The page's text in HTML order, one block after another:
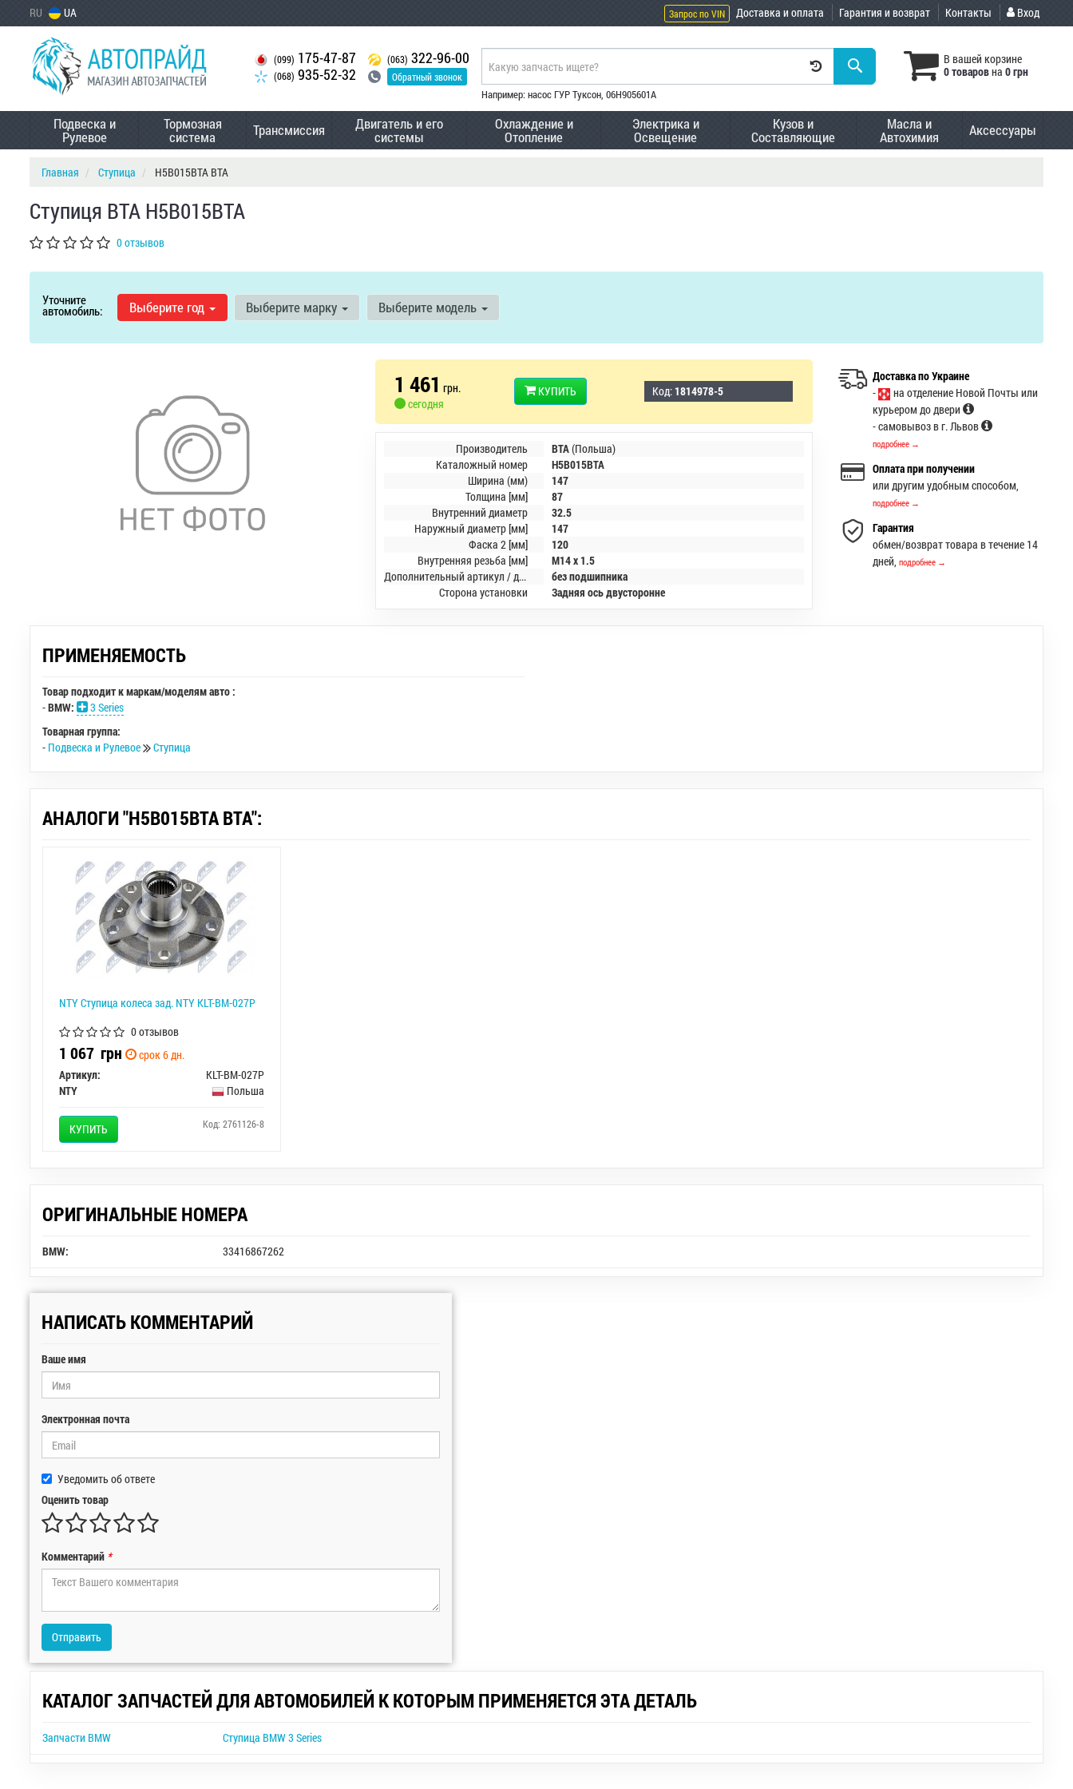
RU UA Запрос по VIN Доставка и оплата Гарантия и возврат Контакты Вход
(099) 175-47-87
(068) 935-52-32
(063) 322-96-00
Обратный звонок
В вашей корзине
0 товаровна 0 грн
Например: насос ГУР Туксон, 06H905601A
Подвеска и
Рулевое
Тормозная
система Трансмиссия Двигатель и его
системы
Охлаждение и
Отопление
Электрика и
Освещение
Кузов и
Составляющие
Масла и
Автохимия Аксессуары
Главная Ступица H5B015BTA BTA
Ступиця BTA H5B015BTA
0 отзывов
Уточните
автомобиль: Выберите год Выберите марку Выберите модель
1 461 грн.
сегодня
КУПИТЬ Код: 1814978-5
Производитель BTA(Польша)
Каталожный номер
H5B015BTA
Ширина (мм)
147
Толщина [мм]
87
Внутренний диаметр
32.5
Наружный диаметр [мм]
147
Фаска 2 [мм]
120
Внутренняя резьба [мм]
M14 x 1.5
Дополнительный артикул / дополнительная информация 2
без подшипника
Сторона установки
Задняя ось двусторонне
Доставка по Украине
-
на отделение Новой Почты или
курьером до двери
- самовывоз в г. Львов
подробнее →
Оплата при получении
или другим удобным способом,
подробнее →
Гарантия
обмен/возврат товара в течение 14
дней,подробнее →
ПРИМЕНЯЕМОСТЬ
Товар подходит к маркам/моделям авто :
-BMW:
3 Series
Товарная группа:
- Подвеска и Рулевое Ступица
АНАЛОГИ "H5B015BTA BTA":
NTY Ступица колеса зад. NTY KLT-BM-027P
0 отзывов
1 067 грн
срок 6 дн.
Артикул:
KLT-BM-027P
NTY
Польша
КУПИТЬ Код: 2761126-8
ОРИГИНАЛЬНЫЕ НОМЕРА
BMW: 33416867262
НАПИСАТЬ КОММЕНТАРИЙ
Ваше имя
Электронная почта
Уведомить об ответе
Оценить товар
Комментарий *
Отправить
КАТАЛОГ ЗАПЧАСТЕЙ ДЛЯ АВТОМОБИЛЕЙ К КОТОРЫМ ПРИМЕНЯЕТСЯ ЭТА ДЕТАЛЬ
Запчасти BMW Ступица BMW 3 Series